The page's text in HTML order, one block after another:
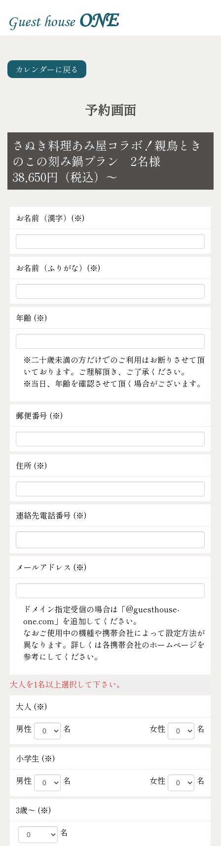
Guest house ONE
カレンダーに戻る
予約画面
さぬき料理あみ屋コラボ！親鳥とき
のこの刻み鍋プラン 2名様
38,650円（税込）～
お名前（漢字）(※)
お名前（ふりがな）(※)
年齢 (※)
※二十歳未満の方だけでのご利用はお断りさせて頂
いております。ご理解頂き、ご了承ください。
※当日、年齢を確認させて頂く場合がございます。
郵便番号 (※)
住所 (※)
連絡先電話番号 (※)
メールアドレス (※)
ドメイン指定受信の場合は「@guesthouse-
one.com」を追加してください。
なおご使用中の機種や携帯会社によって設定方法が
異なります。詳しくは各携帯会社のホームページを
参考にしてください。
大人を1名以上選択して下さい。
大人 (※)
男性
名 女性 名
小学生 (※)
男性
名 女性 名
3歳～ (※)
名